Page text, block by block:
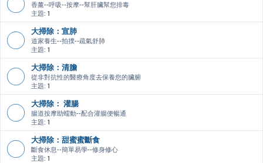
香薰--呼吸--按摩--幫肝臟幫您排毒
主題: 1
大掃除：宣肺
道家養生--拍撲--疏氣舒肺
主題: 1
大掃除：清膽
從非對抗性的醫療角度去保養您的臟腑
主題: 1
大掃除： 灌腸
腸道按摩助蠕動--配合灌腸便暢通
主題: 1
大掃除：甜蜜蜜斷食
斷食休息--簡單易學--修身修心
主題: 1